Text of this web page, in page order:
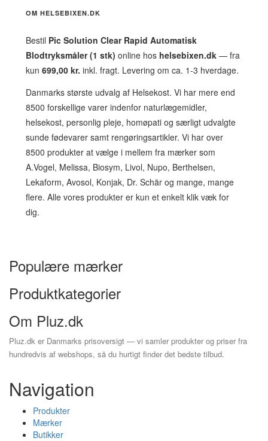
OM HELSEBIXEN.DK
Bestil Pic Solution Clear Rapid Automatisk
Blodtryksmåler (1 stk) online hos helsebixen.dk — fra
kun 699,00 kr. inkl. fragt. Levering om ca. 1-3 hverdage.
Danmarks største udvalg af Helsekost. Vi har mere end
8500 forskellige varer indenfor naturlægemidler,
helsekost, personlig pleje, homøpati og særligt udvalgte
sunde fødevarer samt rengøringsartikler. Vi har over
8500 produkter at vælge i mellem fra mærker som
A.Vogel, Melissa, Biosym, Livol, Nupo, Berthelsen,
Lekaform, Avosol, Konjak, Dr. Schär og mange, mange
flere. Alle vores produkter er kun et enkelt klik væk for
dig.
Populære mærker
Produktkategorier
Om Pluz.dk
Pluz.dk er Danmarks prisoversigt — vi samler produkter og priser fra
hundredvis af webshops, så du hurtigt finder det bedste tilbud.
Navigation
Produkter
Mærker
Butikker